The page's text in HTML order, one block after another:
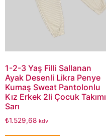
1-2-3 Yaş Filli Sallanan
Ayak Desenli Likra Penye
Kumaş Sweat Pantolonlu
Kız Erkek 2li Çocuk Takımı
Sarı
₺1.529,68 kdv